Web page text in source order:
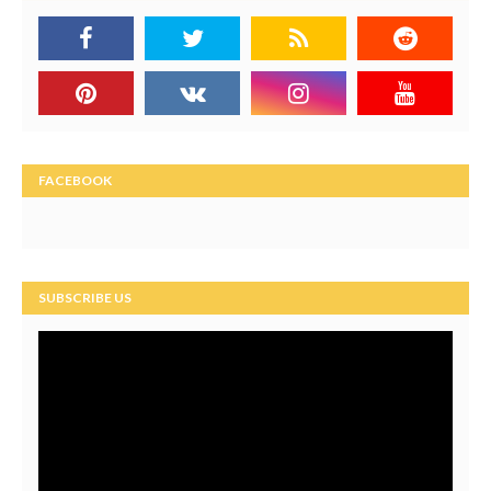
FACEBOOK
SUBSCRIBE US